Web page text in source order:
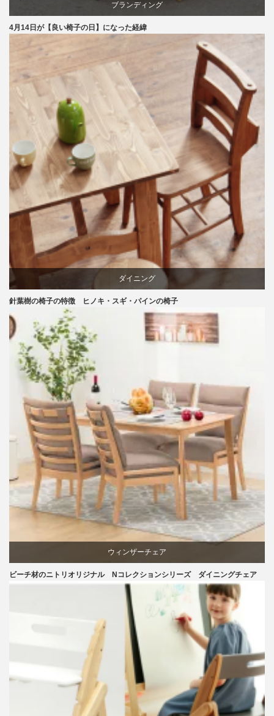
ブランディング
マーケティング
旭川
4月14日が【良い椅子の日】になった経緯
ダイニング
パイン
天童木工
材料
針葉樹の椅子の特徴 ヒノキ・スギ・パインの椅子
ウィンザーチェア
ダイニング
ニトリ
ビーチ
ライフスタイル
ビーチ材のニトリオリジナル Nコレクションシリーズ ダイニングチェア